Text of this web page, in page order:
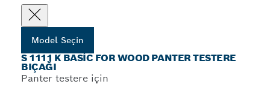
Model Seçin
S 1111 K BASIC FOR WOOD PANTER TESTERE
BIÇAĞI
Panter testere için